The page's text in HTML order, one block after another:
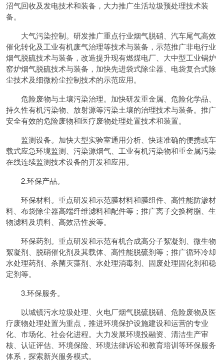
沼气回收及发电技术和装备，大力推广生活垃圾预处理技术装
备。
大气污染控制。研发推广重点行业烟气脱硝、汽车尾气高效
催化转化及工业有机废气治理等技术与装备，示范推广非电行业
烟气脱硫技术与装备，改造提升现有燃煤电厂、大中型工业锅炉
窑炉烟气脱硫技术与装备，加快先进袋式除尘器、电袋复合式除
尘技术及细微粉尘控制技术的示范应用。
危险废物与土壤污染治理。加快研发重金属、危险化学品、
持久性有机污染物、放射源等污染土壤的治理技术与装备。推广
安全有效的危险废物和医疗废物处理处置技术和装置。
监测设备。加快大型实验室通用分析、快速准确的便携或车
载式应急环境监测、污染源烟气、工业有机污染物和重金属污染
在线连续监测技术设备的开发和应用。
2.环保产品。
环保材料。重点研发和示范膜材料和膜组件、高性能防渗材
料、布袋除尘器高端纤维滤料和配件等；推广离子交换树脂、生
物滤料及填料、高效活性炭等。
环保药剂。重点研发和示范有机合成高分子絮凝剂、微生物
絮凝剂、脱硝催化剂及其载体、高性能脱硫剂等；推广循环冷却
水处理药剂、杀菌灭藻剂、水处理消毒剂、固废处理固化剂和稳
定剂等。
3.环保服务。
以城镇污水垃圾处理、火电厂烟气脱硫脱硝、危险废物及医
疗废物处理处置为重点，推进环境保护设施建设和运营的专业
化、市场化、社会化进程。大力发展环境投融资、清洁生产审
核、认证评估、环境保险、环境法律诉讼和教育培训等环保服务
体系，探索新兴服务模式。